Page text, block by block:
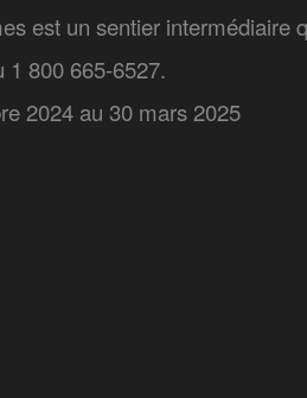
est un sentier intermédiaire
1 800 665-6527.
2024 au 30 mars 2025